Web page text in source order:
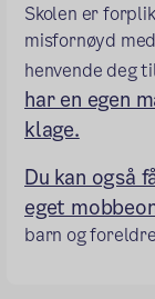
Skolen er
misfornøyd
henvende deg
har en egen
klage.
Du kan også
eget
barn og